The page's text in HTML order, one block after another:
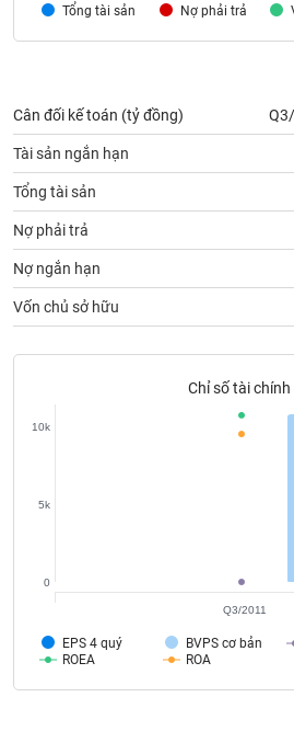
Tổng tài sản Nợ phải trả
Cân đối kế toán (tỷ đồng)
Tài sản ngắn hạn
Tổng tài sản
Nợ phải trả
Nợ ngắn hạn
Vốn chủ sở hữu
Chỉ số tài chính
EPS 4 quý BVPS cơ bản
ROEA
ROA
0
5k
10k
Q3/2011
Bài
viết
(-)
Báo
cáo
phân
tích
(-)
(-)
Dịch
Sách